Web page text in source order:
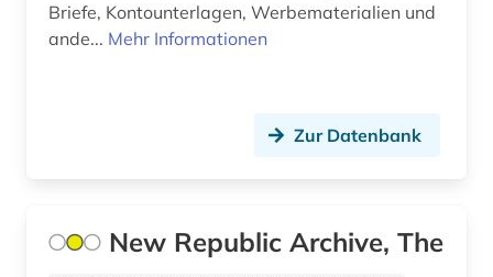
debatte (1)
deutscher einwanderer (1)
deutschland (6)
Norwegen (4)
Palaestina (1)
Briefe, Kontounterlagen, Werbematerialien und
ande... Mehr Informationen
Zur Datenbank
New Republic Archive, The